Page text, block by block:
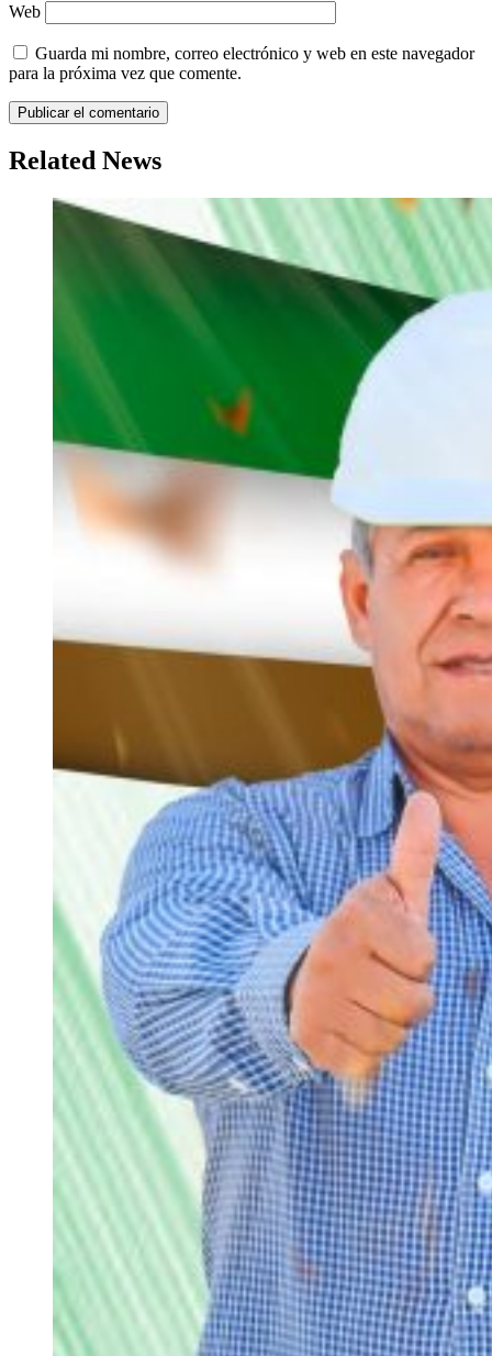
Web
Guarda mi nombre, correo electrónico y web en este navegador
para la próxima vez que comente.
Related News